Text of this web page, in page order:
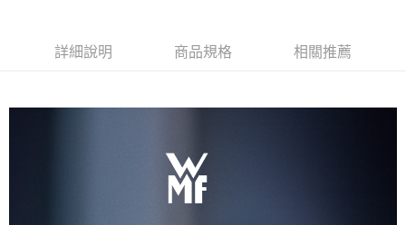
詳細說明 商品規格 相關推薦